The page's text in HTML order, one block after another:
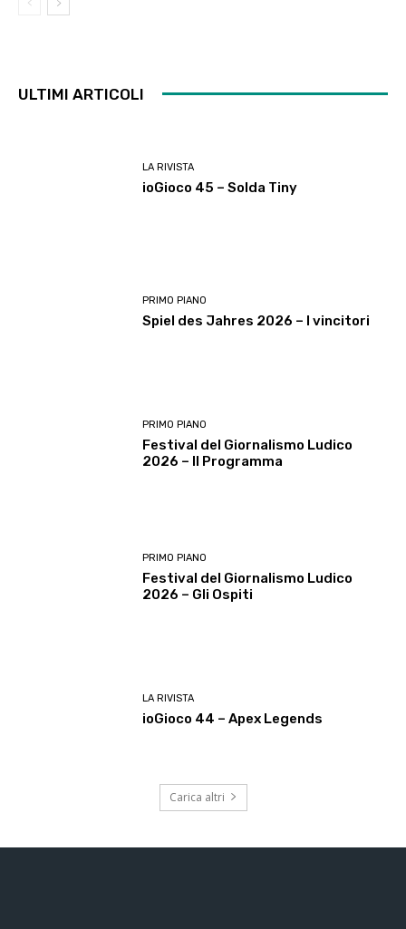
ULTIMI ARTICOLI
LA RIVISTA
ioGioco 45 – Solda Tiny
PRIMO PIANO
Spiel des Jahres 2026 – I vincitori
PRIMO PIANO
Festival del Giornalismo Ludico
2026 – Il Programma
PRIMO PIANO
Festival del Giornalismo Ludico
2026 – Gli Ospiti
LA RIVISTA
ioGioco 44 – Apex Legends
Carica altri